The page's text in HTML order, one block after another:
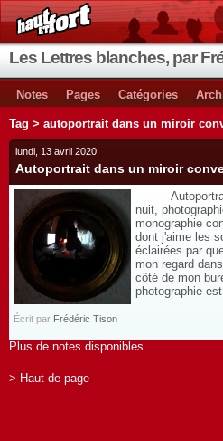
Les Lettres blanches, par
Notes Pages Catégories
Tag > autoportrait dans un miroir
lundi, 13 avril 2020
Autoportrait dans un miroir
Autoportrait
nuit,
monographie
dont j'aime les
éclairées par
mon regard
côté de mon
photographie
Écrit par Frédéric Tison
Plus de notes disponibles.
> Haut de page